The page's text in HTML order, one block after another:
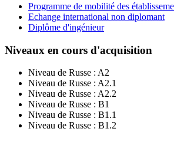
Programme de mobilité des
Echange international non diplomant
Diplôme d'ingénieur
Niveaux en cours d'acquisition
Niveau de Russe : A2
Niveau de Russe : A2.1
Niveau de Russe : A2.2
Niveau de Russe : B1
Niveau de Russe : B1.1
Niveau de Russe : B1.2